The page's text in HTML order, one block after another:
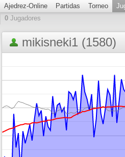
Ajedrez-Online Partidas Torneo
0 Jugadores
mikisneki1 (1580)